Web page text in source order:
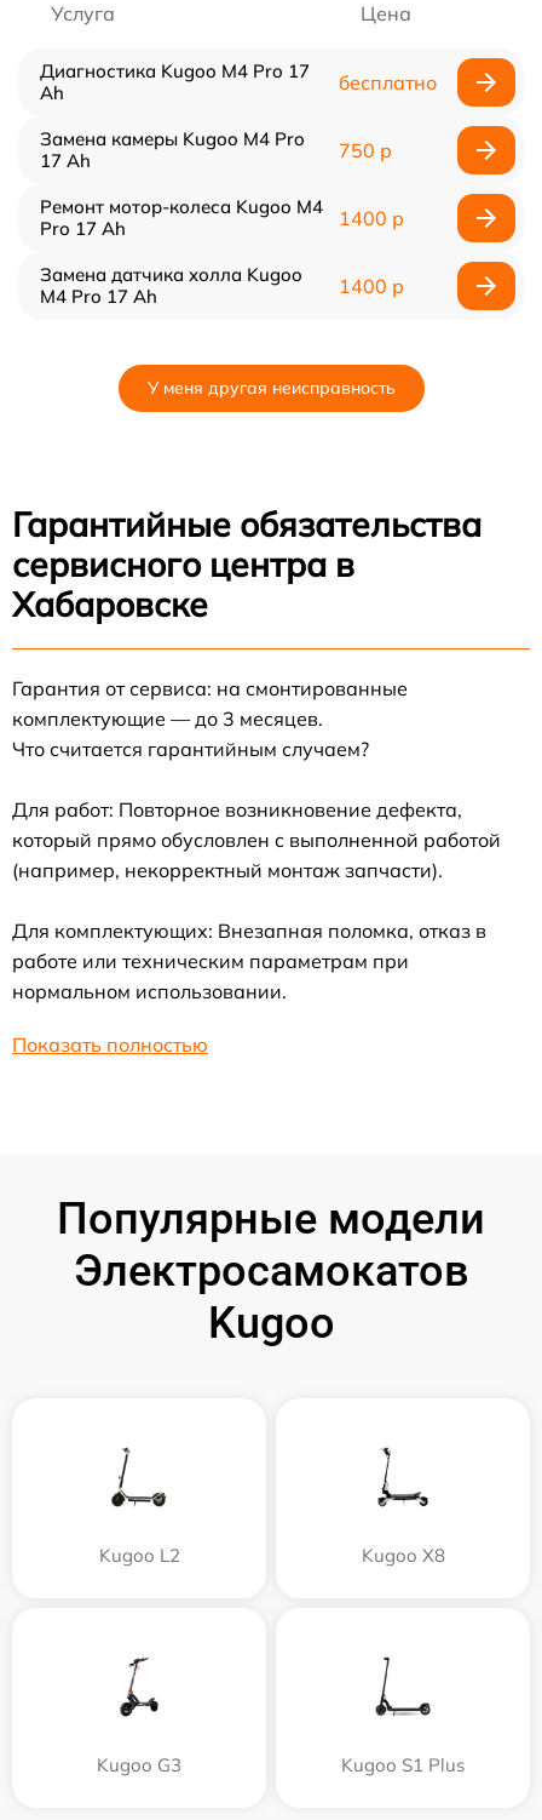
Услуга Цена
Диагностика Kugoo M4 Pro 17
Ah
бесплатно
Замена камеры Kugoo M4 Pro
17 Ah
750 р
Ремонт мотор-колеса Kugoo M4
Pro 17 Ah
1400 р
Замена датчика холла Kugoo
M4 Pro 17 Ah
1400 р
У меня другая неисправность
Гарантийные обязательства
сервисного центра в
Хабаровске
Гарантия от сервиса: на смонтированные
комплектующие — до 3 месяцев.
Что считается гарантийным случаем?
Для работ: Повторное возникновение дефекта,
который прямо обусловлен с выполненной работой
(например, некорректный монтаж запчасти).
Для комплектующих: Внезапная поломка, отказ в
работе или техническим параметрам при
нормальном использовании.
Показать полностью
Популярные модели
Электросамокатов
Kugoo
Kugoo L2 Kugoo X8
Kugoo G3 Kugoo S1 Plus